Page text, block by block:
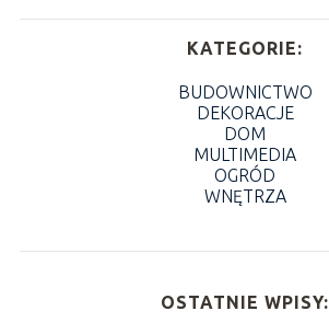
KATEGORIE:
BUDOWNICTWO
DEKORACJE
DOM
MULTIMEDIA
OGRÓD
WNĘTRZA
OSTATNIE WPISY: